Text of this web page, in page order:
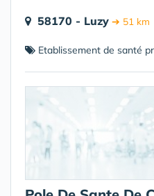
58170 - Luzy ➔ 51 km
Etablissement de santé